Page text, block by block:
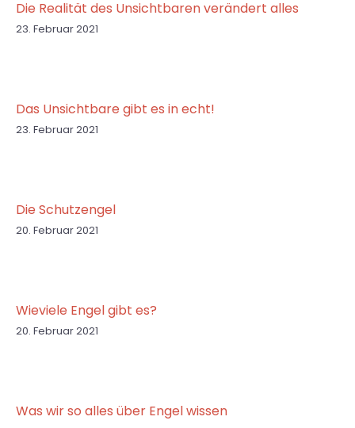
Die Realität des Unsichtbaren verändert alles
23. Februar 2021
Das Unsichtbare gibt es in echt!
23. Februar 2021
Die Schutzengel
20. Februar 2021
Wieviele Engel gibt es?
20. Februar 2021
Was wir so alles über Engel wissen